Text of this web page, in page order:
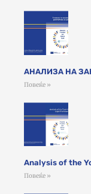
АНАЛИЗА НА
Повеќе »
Analysis of the
Повеќе »